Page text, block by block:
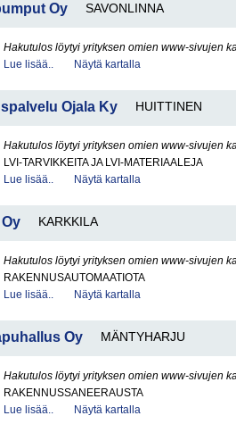
Oy SAVONLINNA
Hakutulos löytyi yrityksen omien www-sivujen
Lue lisää..
Näytä kartalla
Ojala Ky HUITTINEN
Hakutulos löytyi yrityksen omien www-sivujen
LVI-TARVIKKEITA JA LVI-MATERIAALEJA
Lue lisää..
Näytä kartalla
KARKKILA
Hakutulos löytyi yrityksen omien www-sivujen
RAKENNUSAUTOMAATIOTA
Lue lisää..
Näytä kartalla
Oy MÄNTYHARJU
Hakutulos löytyi yrityksen omien www-sivujen
RAKENNUSSANEERAUSTA
Lue lisää..
Näytä kartalla